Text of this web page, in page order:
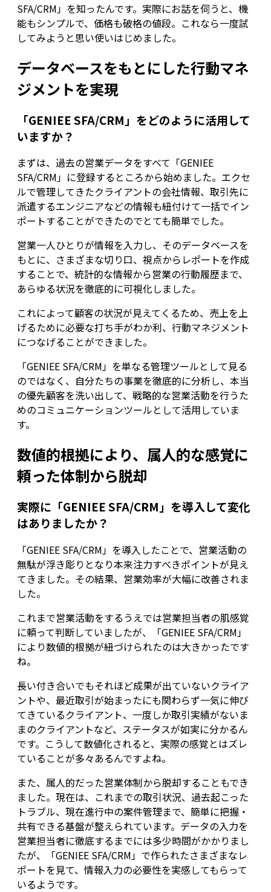
SFA/CRM」を知ったんです。実際にお話を伺うと、機
能もシンプルで、価格も破格の値段。これなら一度試
してみようと思い使いはじめました。
データベースをもとにした行動マネ
ジメントを実現
「GENIEE SFA/CRM」をどのように活用して
いますか？
まずは、過去の営業データをすべて「GENIEE
SFA/CRM」に登録するところから始めました。エクセ
ルで管理してきたクライアントの会社情報、取引先に
派遣するエンジニアなどの情報も紐付けて一括でイン
ポートすることができたのでとても簡単でした。
営業一人ひとりが情報を入力し、そのデータベースを
もとに、さまざまな切り口、視点からレポートを作成
することで、統計的な情報から営業の行動履歴まで、
あらゆる状況を徹底的に可視化しました。
これによって顧客の状況が見えてくるため、売上を上
げるために必要な打ち手がわか利、行動マネジメント
につなげることができました。
「GENIEE SFA/CRM」を単なる管理ツールとして見る
のではなく、自分たちの事業を徹底的に分析し、本当
の優先顧客を洗い出して、戦略的な営業活動を行うた
めのコミュニケーションツールとして活用していま
す。
数値的根拠により、属人的な感覚に
頼った体制から脱却
実際に「GENIEE SFA/CRM」を導入して変化
はありましたか？
「GENIEE SFA/CRM」を導入したことで、営業活動の
無駄が浮き彫りとなり本来注力すべきポイントが見え
てきました。その結果、営業効率が大幅に改善されま
した。
これまで営業活動をするうえでは営業担当者の肌感覚
に頼って判断していましたが、「GENIEE SFA/CRM」
により数値的根拠が紐づけられたのは大きかったです
ね。
長い付き合いでもそれほど成果が出ていないクライア
ントや、最近取引が始まったにも関わらず一気に伸び
てきているクライアント、一度しか取引実績がないま
まのクライアントなど、ステータスが如実に分かるん
です。こうして数値化されると、実際の感覚とはズレ
ていることが多々あるんですよね。
また、属人的だった営業体制から脱却することもでき
ました。現在は、これまでの取引状況、過去起こった
トラブル、現在進行中の案件管理まで、簡単に把握・
共有できる基盤が整えられています。データの入力を
営業担当者に徹底するまでには多少時間がかかりまし
たが、「GENIEE SFA/CRM」で作られたさまざまなレ
ポートを見て、情報入力の必要性を実感してもらって
いるようです。